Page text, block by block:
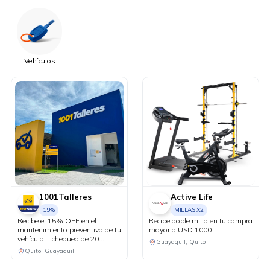
Vehículos
1001Talleres
15%
Recibe el 15% OFF en el
mantenimiento preventivo de tu
vehículo + chequeo de 20
puntos sin costo.
Quito, Guayaquil
Active Life
MILLAS X2
Recibe doble milla en tu compra
mayor a USD 1000
Guayaquil, Quito